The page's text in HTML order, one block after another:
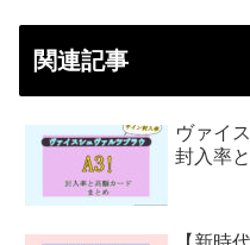
関連記事
ヴァイ
封入率